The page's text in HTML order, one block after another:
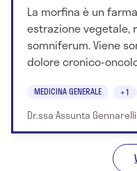
La morfina è un
estrazione vegetale,
somniferum. Viene
dolore cronico-
MEDICINA GENERALE +1
Dr.ssa Assunta Gennarelli